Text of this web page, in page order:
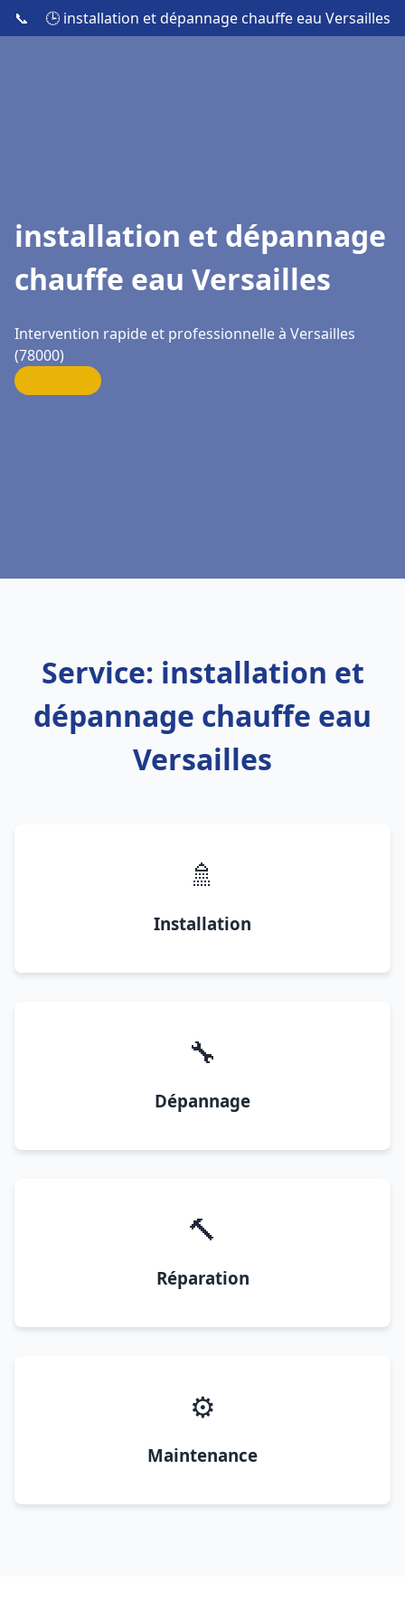
📞 🕒 installation et dépannage chauffe eau Versailles
installation et dépannage
chauffe eau Versailles
Intervention rapide et professionnelle à Versailles
(78000)
Service: installation et
dépannage chauffe eau
Versailles
🚿
Installation
🔧
Dépannage
🔨
Réparation
⚙️
Maintenance